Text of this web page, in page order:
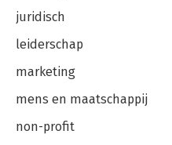
juridisch
leiderschap
marketing
mens en maatschappij
non-profit